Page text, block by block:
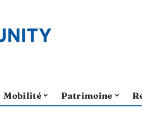
Mobilité Patrimoine